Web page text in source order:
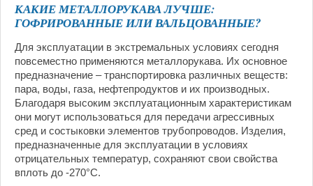
КАКИЕ МЕТАЛЛОРУКАВА ЛУЧШЕ:
ГОФРИРОВАННЫЕ ИЛИ ВАЛЬЦОВАННЫЕ?
Для эксплуатации в экстремальных условиях сегодня
повсеместно применяются металлорукава. Их основное
предназначение – транспортировка различных веществ:
пара, воды, газа, нефтепродуктов и их производных.
Благодаря высоким эксплуатационным характеристикам
они могут использоваться для передачи агрессивных
сред и состыковки элементов трубопроводов. Изделия,
предназначенные для эксплуатации в условиях
отрицательных температур, сохраняют свои свойства
вплоть до -270°C.